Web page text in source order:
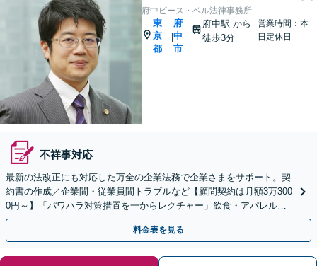
府中ピース・ベル法律事務所
東
京
都
|
府
中
市
府中駅から
徒歩3分
営業時間：本
日定休日
不祥事対応
最新の法改正にも対応した万全の企業法務で企業さまをサポート。契
約書の作成／企業間・従業員間トラブルなど【顧問契約は月額3万300
0円～】「パワハラ対策措置を一からレクチャー」飲食・アパレル・
金融・教育・IT・運送・物流・不動産【府中駅3分】
料金表を見る